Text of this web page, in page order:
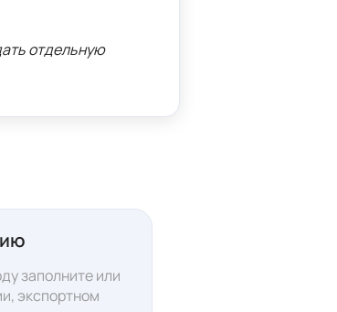
отдельную
заполните или
экспортном